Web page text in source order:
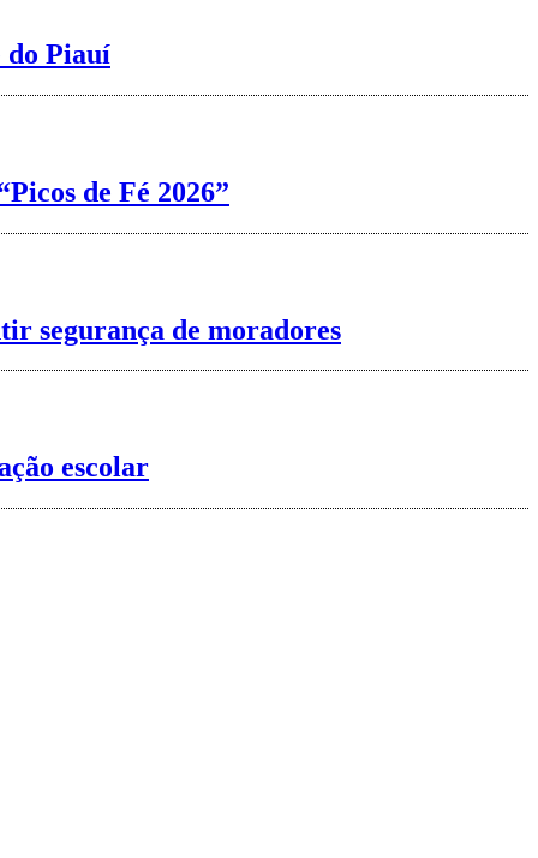
do Piauí
de Fé 2026”
segurança de moradores
escolar